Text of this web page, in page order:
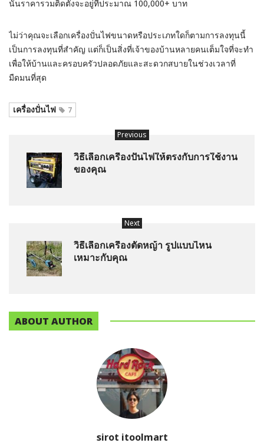
นั้นราคารวมติดตั้งจะอยู่ที่ประมาณ 100,000+ บาท
ไม่ว่าคุณจะเลือกเครื่องปั่นไฟขนาดหรือประเภทใดก็ตามการลงทุนนี้
เป็นการลงทุนที่สำคัญ แต่ก็เป็นสิ่งที่เจ้าของบ้านหลายคนเต็มใจที่จะทำ
เพื่อให้บ้านและครอบครัวปลอดภัยและสะดวกสบายในช่วงเวลาที่
มืดมนที่สุด
เครื่องปั่นไฟ 7
Previous
วิธีเลือกเครื่องปั่นไฟให้ตรงกับการใช้งาน
ของคุณ
Next
วิธีเลือกเครื่องตัดหญ้า รูปแบบไหน
เหมาะกับคุณ
ABOUT AUTHOR
sirot itoolmart